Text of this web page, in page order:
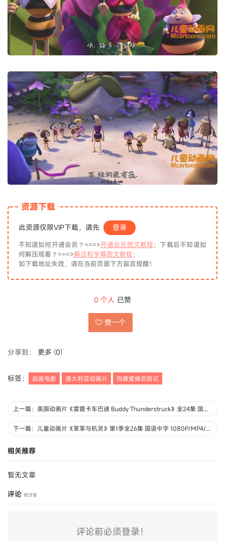
资源下载
此资源仅限VIP下载，请先 登录
不知道如何开通会员？===>开通会员图文教程；下载后不知道如
何解压观看？===>解压和字幕图文教程；
如下载地址失效，请在当前页面下方留言提醒！
0 个人 已赞
赞一个
分享到： 更多 (0)
标签： 动画电影 澳大利亚动画片 玛雅蜜蜂历险记
上一篇：美国动画片《雷霆卡车巴迪 Buddy Thunderstruck》全24集 国语版24集+英语版24集 1080P/MP4/5.38G 动画片雷霆卡车巴迪下载
下一篇：儿童动画片《笨笨与机灵》第1季全26集 国语中字 1080P/MP4/3.53G 动画片笨笨与机灵下载
相关推荐
暂无文章
评论 抢沙发
评论前必须登录！